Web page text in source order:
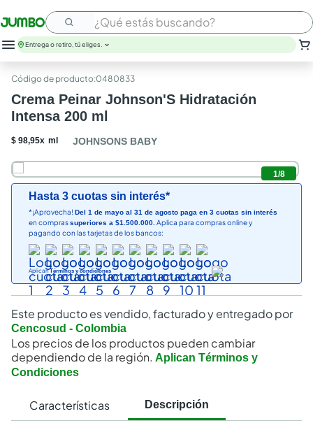
¿Qué estás buscando?
Entrega o retiro, tú eliges.
:0480833
Crema Peinar Johnson'S Hidratación
Intensa 200 ml
$ 98,95x ml JOHNSONS BABY
1/8
Hasta 3 cuotas sin interés*
*¡Aprovecha! Del 1 de mayo al 31 de agosto paga en 3 cuotas sin interés
en comprassuperiores a $1.500.000. Aplica para compras online y
pagando con las tarjetas de los bancos:
AplicanTérminos y condiciones
Este producto es vendido, facturado y entregado por
Cencosud - Colombia
Los precios de los productos pueden cambiar
dependiendo de la región. Aplican Términos y
Condiciones
Características Descripción